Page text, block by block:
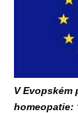
V Evopském
homeopatie: